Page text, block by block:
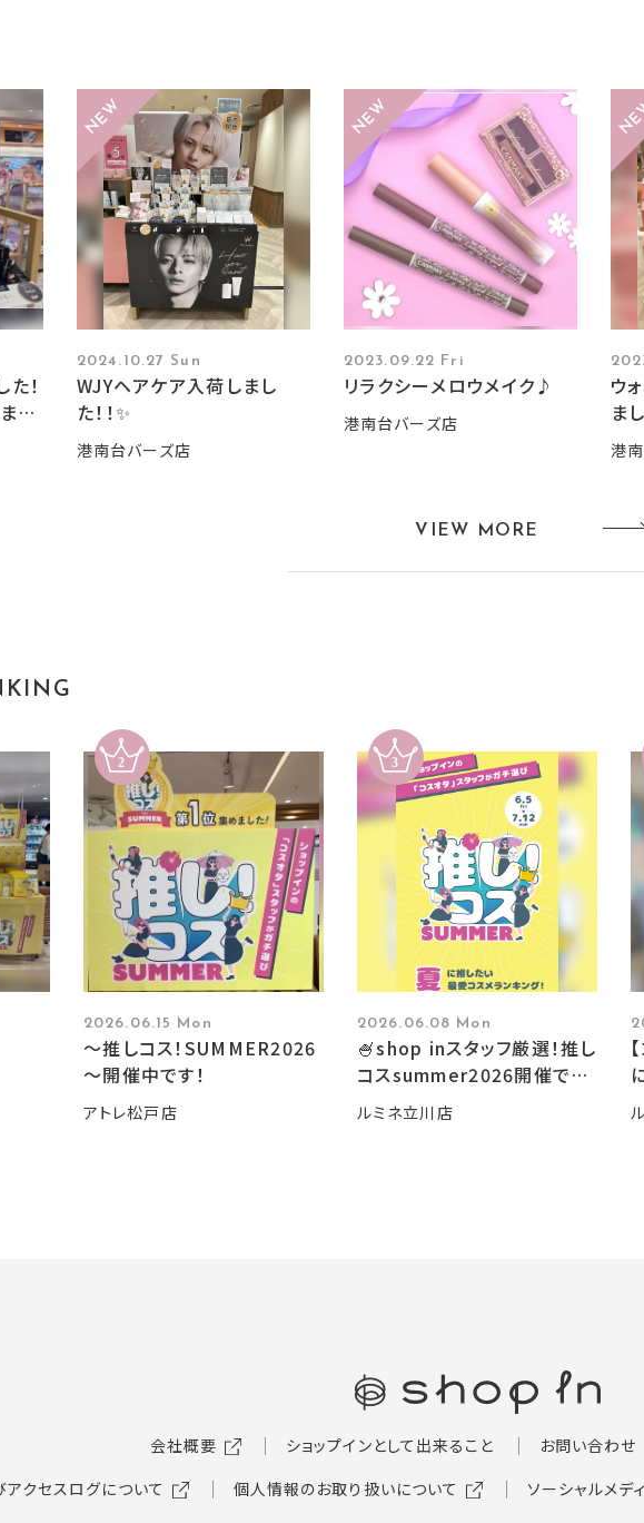
！
す
2024.10.27 Sun
WJYヘアケア入荷しまし
た！！✨
港南台バーズ店
2023.09.22 Fri
リラクシーメロウメイク♪
港南台バーズ店
ウ
ま
港
VIEW MORE
2026.06.15 Mon
～推しコス！SUMMER2026
～開催中です！
アトレ松戸店
2026.06.08 Mon
🍧shop inスタッフ厳選！推し
コスsummer2026開催です
🍧
ルミネ立川店
会社概要 ショップインとして出来ること お問い合わせ
アクセスログについて
個人情報のお取り扱いについて ソーシャルメデ